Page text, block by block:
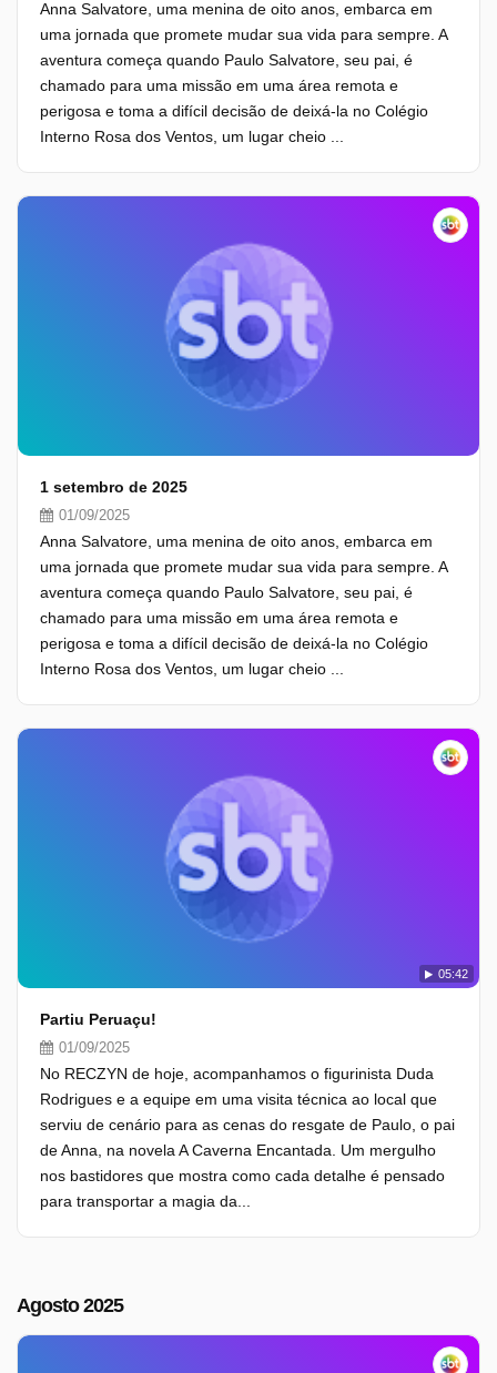
Anna Salvatore, uma menina de oito anos, embarca em
uma jornada que promete mudar sua vida para sempre. A
aventura começa quando Paulo Salvatore, seu pai, é
chamado para uma missão em uma área remota e
perigosa e toma a difícil decisão de deixá-la no Colégio
Interno Rosa dos Ventos, um lugar cheio ...
1 setembro de 2025
01/09/2025
Anna Salvatore, uma menina de oito anos, embarca em
uma jornada que promete mudar sua vida para sempre. A
aventura começa quando Paulo Salvatore, seu pai, é
chamado para uma missão em uma área remota e
perigosa e toma a difícil decisão de deixá-la no Colégio
Interno Rosa dos Ventos, um lugar cheio ...
05:42
Partiu Peruaçu!
01/09/2025
No RECZYN de hoje, acompanhamos o figurinista Duda
Rodrigues e a equipe em uma visita técnica ao local que
serviu de cenário para as cenas do resgate de Paulo, o pai
de Anna, na novela A Caverna Encantada. Um mergulho
nos bastidores que mostra como cada detalhe é pensado
para transportar a magia da...
Agosto 2025